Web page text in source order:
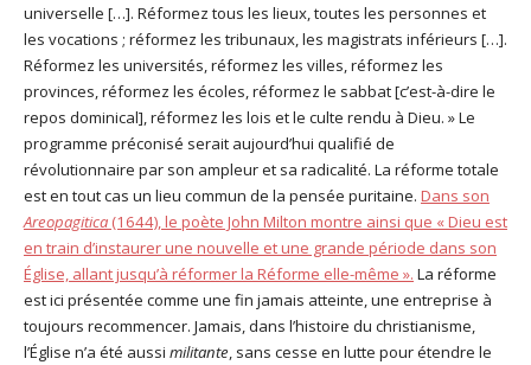
universelle […]. Réformez tous les lieux, toutes les personnes et
les vocations ; réformez les tribunaux, les magistrats inférieurs […].
Réformez les universités, réformez les villes, réformez les
provinces, réformez les écoles, réformez le sabbat [c’est-à-dire le
repos dominical], réformez les lois et le culte rendu à Dieu. » Le
programme préconisé serait aujourd’hui qualifié de
révolutionnaire par son ampleur et sa radicalité. La réforme totale
est en tout cas un lieu commun de la pensée puritaine. Dans son
Areopagitica (1644), le poète John Milton montre ainsi que « Dieu est
en train d’instaurer une nouvelle et une grande période dans son
Église, allant jusqu’à réformer la Réforme elle-même ». La réforme
est ici présentée comme une fin jamais atteinte, une entreprise à
toujours recommencer. Jamais, dans l’histoire du christianisme,
l’Église n’a été aussi militante, sans cesse en lutte pour étendre le